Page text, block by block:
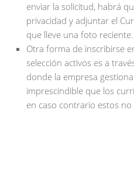
enviar la solicitud, habrá
privacidad y adjuntar el
que lleve una foto reciente.
Otra forma de inscribirse
selección activos es a
donde la empresa
imprescindible que los
en caso contrario estos